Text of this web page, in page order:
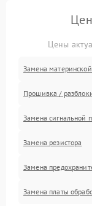
Цены
Замена
Прошивка /
Замена сигнальной
Замена резистора
Замена
Замена платы